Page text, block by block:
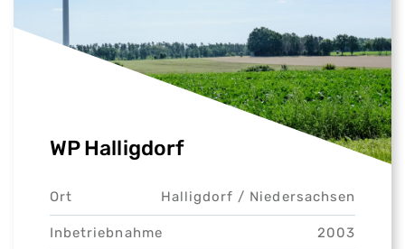
WP Halligdorf
Ort Halligdorf / Niedersachsen
Inbetriebnahme 2003